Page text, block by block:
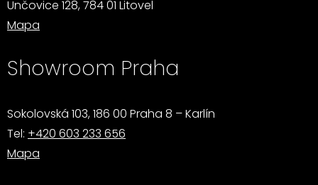
Unčovice 128, 784 01 Litovel
Mapa
Showroom Praha
Sokolovská 103, 186 00 Praha 8 – Karlín
Tel: +420 603 233 656
Mapa